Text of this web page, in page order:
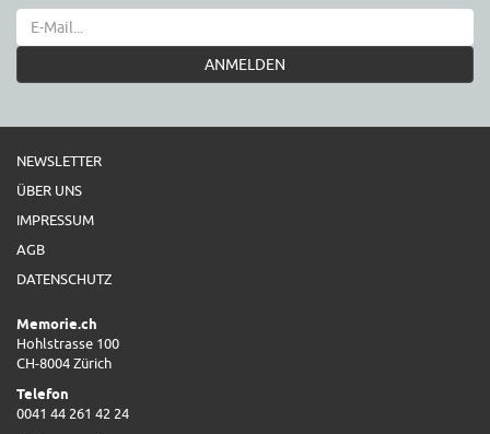
ANMELDEN
NEWSLETTER
ÜBER UNS
IMPRESSUM
AGB
DATENSCHUTZ
Memorie.ch
Hohlstrasse 100
CH-8004 Zürich
Telefon
0041 44 261 42 24